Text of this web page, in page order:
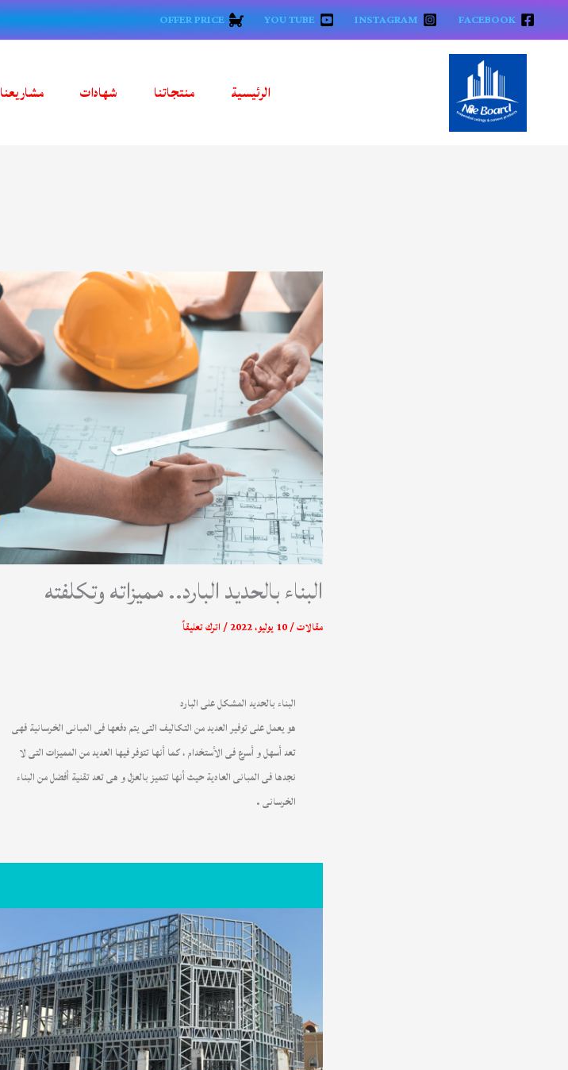
تخطي
إلى
FACEBOOK
INSTAGRAM
YOU TUBE
OFFER PRICE
الرئيسية منتجاتنا شهادات مشاريعنا
البناء بالحديد البارد.. مميزاته وتكلفته
مقالات/10 يوليو، 2022 /اترك تعليقاً
البناء بالحديد المشكل على البارد
هو يعمل على توفير العديد من التكاليف التى يتم دفعها فى المبانى الخرسانية فهى
تعد أسهل و أسرع فى الأستخدام ، كما أنها تتوفر فيها العديد من المميزات التى لا
نجدها فى المبانى العادية حيث أنها تتميز بالعزل و هى تعد تقنية أفضل من البناء
الخرسانى .